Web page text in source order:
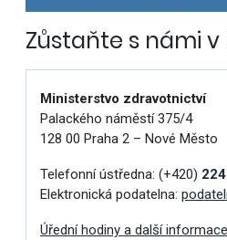
Zůstaňte s námi
Ministerstvo zdravotnictví
Palackého náměstí 375/4
128 00 Praha 2 – Nové Město
Telefonní ústředna: (+420)
Elektronická podatelna:
Úřední hodiny a další informace